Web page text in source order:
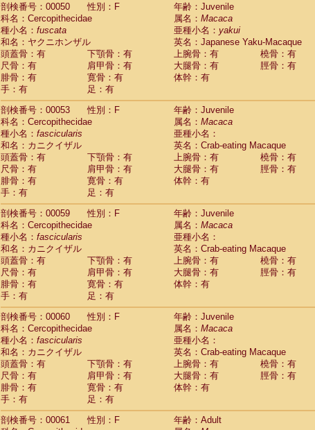
HylobatidaeNomascus concolor(0)
HylobatidaeSymphalangus syndactylus(1)
Hominidae (0)
HominidaePan troglodytes
Hominidae Gorilla gorilla beringei(0)
Hominidae Gorilla gorilla gorilla(0)
Primates misc.(0)
Scandentia Dendrogale melanura
Scandentia Ptilocercus lowii
ScandentiaTupaia glis
Scandentia
Scandentia
剖検番号：00050
性別：F
年齢：Juvenile
科名：Cercopithecidae
属名： Macaca
種小名： fuscata 亜種小名： yakui
和名：ヤクニホンザル
英名：Japanese Yaku-Macaque
頭蓋骨：有
下顎骨：有 上腕骨：有
橈骨：有
尺骨：有
肩甲骨：有 大腿骨：有
脛骨：有
腓骨：有
寛骨：有
体幹：有
手：有
足：有
剖検番号：00053
性別：F
年齢：Juvenile
科名：Cercopithecidae
属名： Macaca
種小名： fascicularis
亜種小名：
和名：カニクイザル
英名：Crab-eating Macaque
頭蓋骨：有
下顎骨：有 上腕骨：有
橈骨：有
尺骨：有
肩甲骨：有 大腿骨：有
脛骨：有
腓骨：有
寛骨：有
体幹：有
手：有
足：有
剖検番号：00059
性別：F
年齢：Juvenile
科名：Cercopithecidae
属名： Macaca
種小名： fascicularis
亜種小名：
和名：カニクイザル
英名：Crab-eating Macaque
頭蓋骨：有
下顎骨：有 上腕骨：有
橈骨：有
尺骨：有
肩甲骨：有 大腿骨：有
脛骨：有
腓骨：有
寛骨：有
体幹：有
手：有
足：有
剖検番号：00060
性別：F
年齢：Juvenile
科名：Cercopithecidae
属名： Macaca
種小名： fascicularis
亜種小名：
和名：カニクイザル
英名：Crab-eating Macaque
頭蓋骨：有
下顎骨：有 上腕骨：有
橈骨：有
尺骨：有
肩甲骨：有 大腿骨：有
脛骨：有
腓骨：有
寛骨：有
体幹：有
手：有
足：有
剖検番号：00061
性別：F
年齢：Adult